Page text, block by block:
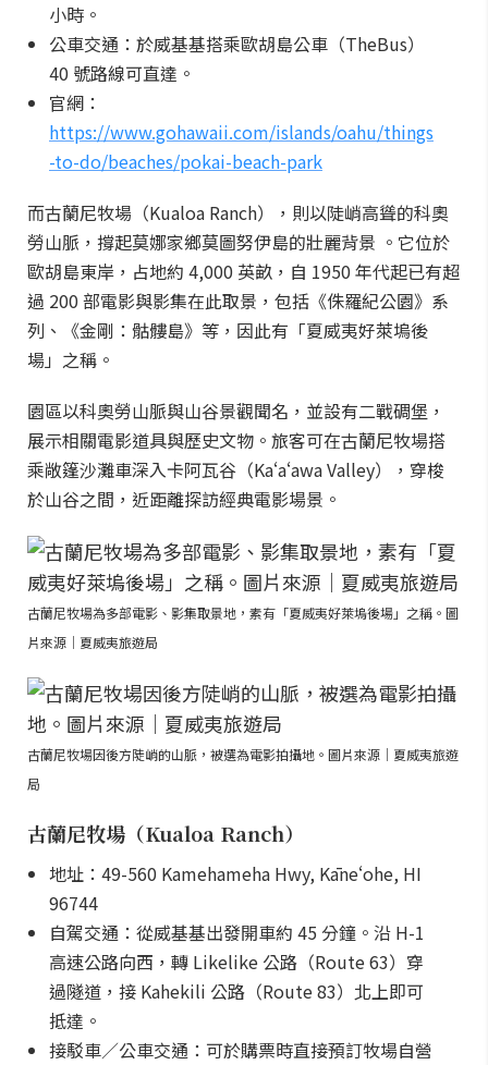
小時。
公車交通：於威基基搭乘歐胡島公車（TheBus）
40 號路線可直達。
官網：
https://www.gohawaii.com/islands/oahu/things
-to-do/beaches/pokai-beach-park
而古蘭尼牧場（Kualoa Ranch），則以陡峭高聳的科奧
勞山脈，撐起莫娜家鄉莫圖努伊島的壯麗背景 。它位於
歐胡島東岸，占地約 4,000 英畝，自 1950 年代起已有超
過 200 部電影與影集在此取景，包括《侏羅紀公園》系
列、《金剛：骷髏島》等，因此有「夏威夷好萊塢後
場」之稱。
園區以科奧勞山脈與山谷景觀聞名，並設有二戰碉堡，
展示相關電影道具與歷史文物。旅客可在古蘭尼牧場搭
乘敞篷沙灘車深入卡阿瓦谷（Kaʻaʻawa Valley），穿梭
於山谷之間，近距離探訪經典電影場景。
古蘭尼牧場為多部電影、影集取景地，素有「夏威夷好萊塢後場」之稱。圖
片來源｜夏威夷旅遊局
古蘭尼牧場因後方陡峭的山脈，被選為電影拍攝地。圖片來源｜夏威夷旅遊
局
古蘭尼牧場（Kualoa Ranch）
地址：49-560 Kamehameha Hwy, Kāneʻohe, HI
96744
自駕交通：從威基基出發開車約 45 分鐘。沿 H-1
高速公路向西，轉 Likelike 公路（Route 63）穿
過隧道，接 Kahekili 公路（Route 83）北上即可
抵達。
接駁車／公車交通：可於購票時直接預訂牧場自營